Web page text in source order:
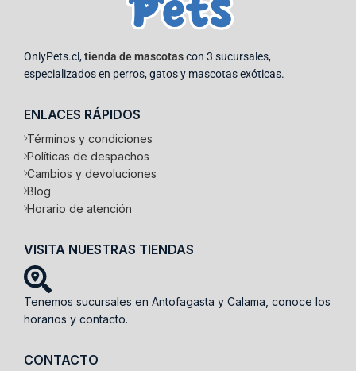
OnlyPets.cl,tienda de mascotascon 3 sucursales,
especializados en perros, gatos y mascotas exóticas.
ENLACES RÁPIDOS
Términos y condiciones
Políticas de despachos
Cambios y devoluciones
Blog
Horario de atención
VISITA NUESTRAS TIENDAS
Tenemos sucursales en Antofagasta y Calama, conoce los
horarios y contacto.
CONTACTO